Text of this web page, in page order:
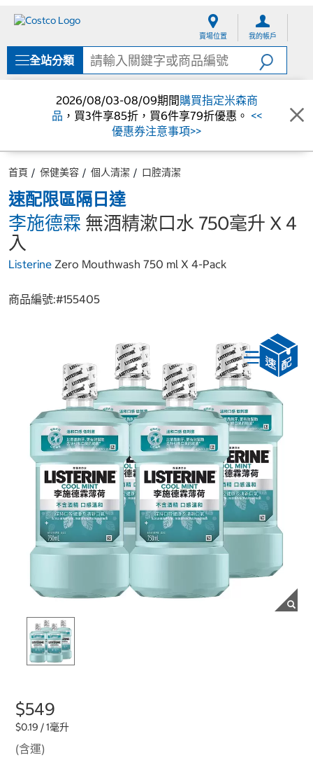
單
賣場位置 我的帳戶
全站分類
2026/08/03-08/09期間購買指定米森商
品 ，買3件享85折，買6件享79折優惠。 <<
優惠券注意事項>>
首頁 保健美容 個人清潔 口腔清潔
速配限區隔日達
李施德霖 無酒精漱口水 750毫升 X 4
入
Listerine Zero Mouthwash 750 ml X 4-Pack
商品編號:#155405
$549
$0.19 / 1毫升
(含運)